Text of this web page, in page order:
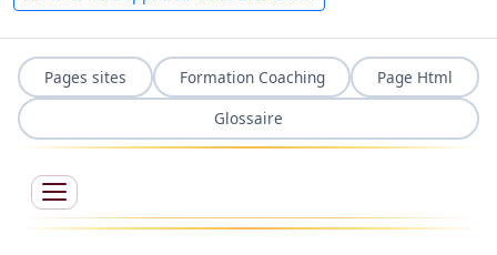
Pages sites Formation Coaching
Page Html
Glossaire